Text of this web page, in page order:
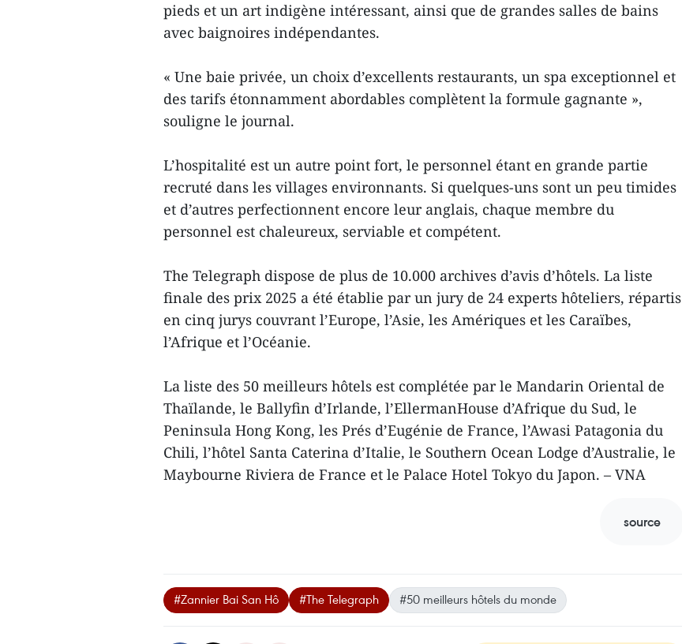
pieds et un art indigène intéressant, ainsi que de grandes salles de bains
avec baignoires indépendantes.
« Une baie privée, un choix d’excellents restaurants, un spa exceptionnel et
des tarifs étonnamment abordables complètent la formule gagnante »,
souligne le journal.
L’hospitalité est un autre point fort, le personnel étant en grande partie
recruté dans les villages environnants. Si quelques-uns sont un peu timides
et d’autres perfectionnent encore leur anglais, chaque membre du
personnel est chaleureux, serviable et compétent.
The Telegraph dispose de plus de 10.000 archives d’avis d’hôtels. La liste
finale des prix 2025 a été établie par un jury de 24 experts hôteliers, répartis
en cinq jurys couvrant l’Europe, l’Asie, les Amériques et les Caraïbes,
l’Afrique et l’Océanie.
La liste des 50 meilleurs hôtels est complétée par le Mandarin Oriental de
Thaïlande, le Ballyfin d’Irlande, l’EllermanHouse d’Afrique du Sud, le
Peninsula Hong Kong, les Prés d’Eugénie de France, l’Awasi Patagonia du
Chili, l’hôtel Santa Caterina d’Italie, le Southern Ocean Lodge d’Australie, le
Maybourne Riviera de France et le Palace Hotel Tokyo du Japon. – VNA
source
#Zannier Bai San Hô #The Telegraph #50 meilleurs hôtels du monde